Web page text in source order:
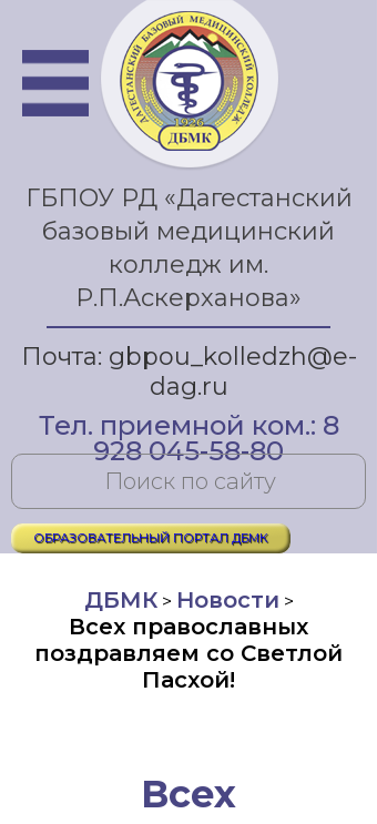
ГБПОУ РД «Дагестанский
базовый медицинский
колледж им.
Р.П.Аскерханова»
Почта: gbpou_kolledzh@e-
dag.ru
Тел. приемной ком.: 8
928 045-58-80
ОБРАЗОВАТЕЛЬНЫЙ ПОРТАЛ ДБМК
ДБМК> Новости >
Всех православных
поздравляем со Светлой
Пасхой!
Всех